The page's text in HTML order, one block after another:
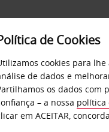
SERVIÇOSde Cookies
cookies para
de dados e
os dados com
– a nossa política
em ACEITAR,